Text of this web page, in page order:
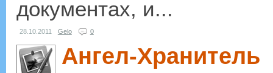
документах, и...
28.10.2011 Gelo 0
Ангел-Хранитель